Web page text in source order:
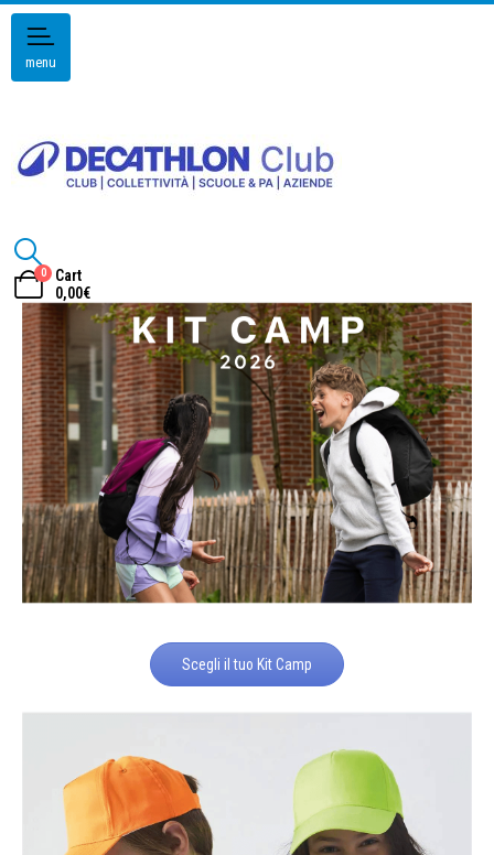
menu
0
Cart
0,00€
Scegli il tuo Kit Camp